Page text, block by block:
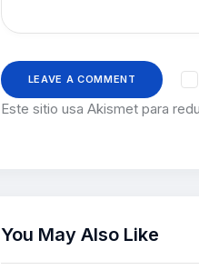
Este sitio usa Akismet para
You May Also Like